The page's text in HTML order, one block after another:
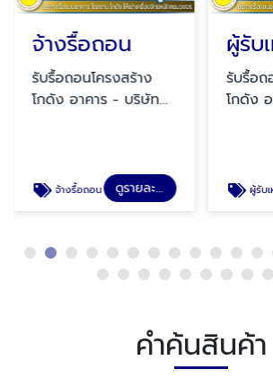
จ้างรื้อถอน
รับรื้อถอนโครงสร้าง
โกดัง อาคาร - บริษัท
จ้างรื้อถอน ดูรายละเอียด
ผู้รับ
รับรื้อถ
โกดัง
ผู้รับเหม
คำค้นสินค้า